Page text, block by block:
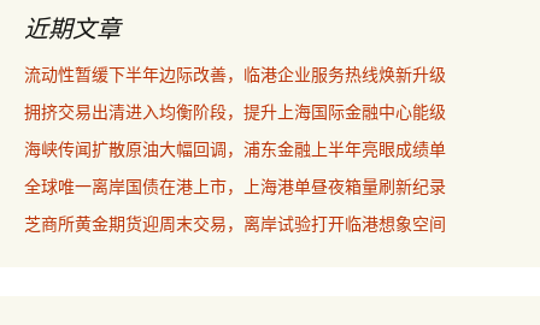
近期文章
流动性暂缓下半年边际改善，临港企业服务热线焕新升级
拥挤交易出清进入均衡阶段，提升上海国际金融中心能级
海峡传闻扩散原油大幅回调，浦东金融上半年亮眼成绩单
全球唯一离岸国债在港上市，上海港单昼夜箱量刷新纪录
芝商所黄金期货迎周末交易，离岸试验打开临港想象空间